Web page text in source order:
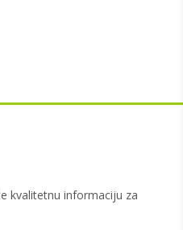
kvalitetnu informaciju za